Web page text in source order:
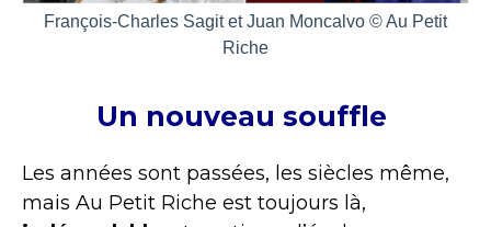
François-Charles Sagit et Juan Moncalvo © Au Petit
Riche
Un nouveau souffle
Les années sont passées, les siècles même,
mais Au Petit Riche est toujours là,